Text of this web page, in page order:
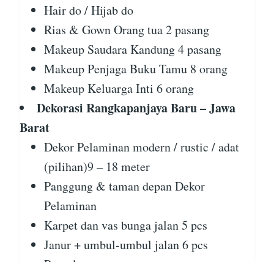
Hair do / Hijab do
Rias & Gown Orang tua 2 pasang
Makeup Saudara Kandung 4 pasang
Makeup Penjaga Buku Tamu 8 orang
Makeup Keluarga Inti 6 orang
Dekorasi Rangkapanjaya Baru – Jawa
Barat
Dekor Pelaminan modern / rustic / adat
(pilihan)9 – 18 meter
Panggung & taman depan Dekor
Pelaminan
Karpet dan vas bunga jalan 5 pcs
Janur + umbul-umbul jalan 6 pcs